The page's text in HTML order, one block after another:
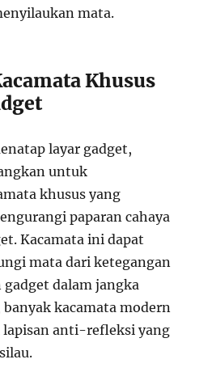
mata.
Khusus
layar gadget,
untuk
khusus yang
paparan cahaya
Kacamata ini dapat
mata dari ketegangan
dalam jangka
kacamata modern
anti-refleksi yang